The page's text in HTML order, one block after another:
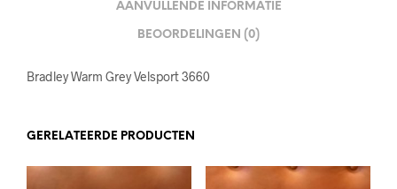
AANVULLENDE INFORMATIE
BEOORDELINGEN (0)
Bradley Warm Grey Velsport 3660
GERELATEERDE PRODUCTEN